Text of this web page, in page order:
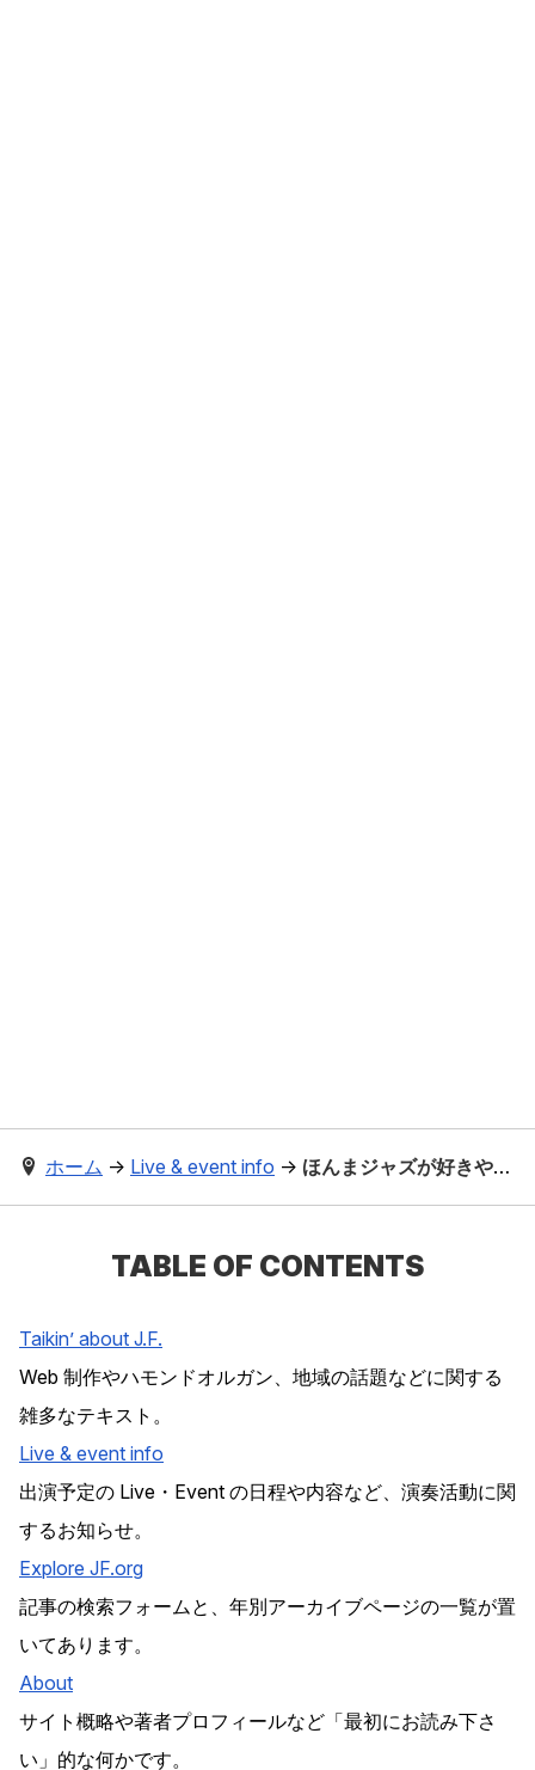
ホーム → Live & event info → ほんまジャズが好きやねんズ, 8/15 at 福知山 Studio Farm
TABLE OF CONTENTS
Taikin’ about J.F.
Web 制作やハモンドオルガン、地域の話題などに関する
雑多なテキスト。
Live & event info
出演予定の Live・Event の日程や内容など、演奏活動に関
するお知らせ。
Explore JF.org
記事の検索フォームと、年別アーカイブページの一覧が置
いてあります。
About
サイト概略や著者プロフィールなど「最初にお読み下さ
い」的な何かです。